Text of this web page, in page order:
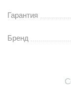
Гарантия
Бренд